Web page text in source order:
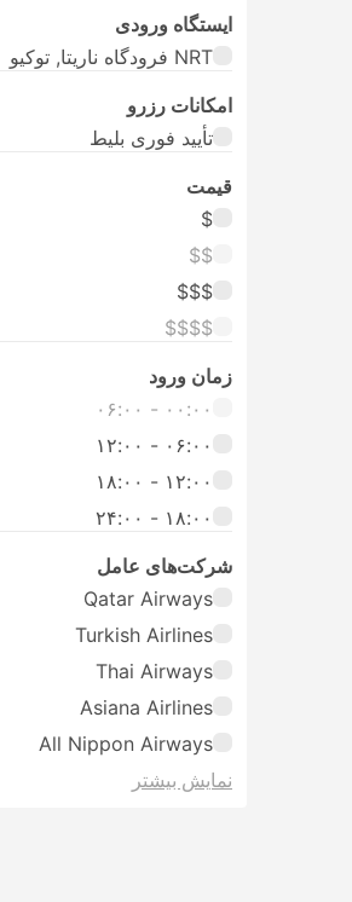
ایستگاه ورودی
NRT فرودگاه ناریتا, توکیو
امکانات رزرو
تأیید فوری بلیط
قیمت
$
$$
$$$
$$$$
زمان ورود
۰۰:۰۰ - ۰۶:۰۰
۰۶:۰۰ - ۱۲:۰۰
۱۲:۰۰ - ۱۸:۰۰
۱۸:۰۰ - ۲۴:۰۰
شرکت‌های عامل
Qatar Airways
Turkish Airlines
Thai Airways
Asiana Airlines
All Nippon Airways
نمایش بیشتر